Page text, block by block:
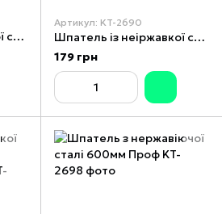
Шпатель із неіржавкої сталі 100 мм Проф INTERTOOL KT-2670
Артикул: KT-2690
Шпатель із неіржавкої сталі 300 мм Проф INTERTOOL KT-2690
179 грн